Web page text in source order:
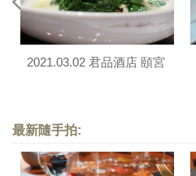
2021.03.02 君品酒店 頤宮
最新隨手拍: